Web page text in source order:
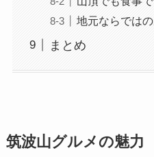
地元ならでは
まとめ
筑波山グルメの魅力